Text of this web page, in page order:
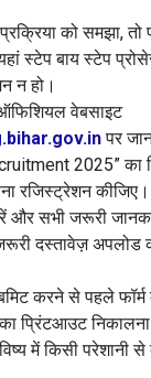
को समझा, तो
स्टेप बाय स्टेप
न हो।
वेबसाइट
पर
2025”
रजिस्ट्रेशन कीजिए।
और सभी जरूरी
दस्तावेज़
करने से पहले
प्रिंटआउट
में किसी परेशानी से